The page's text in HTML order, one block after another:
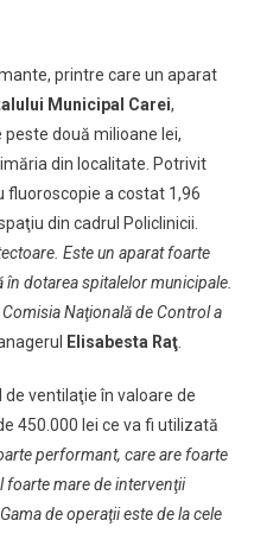
printre care un aparat
Municipal Carei,
două milioane lei,
din localitate. Potrivit
fluoroscopie a costat 1,96
din cadrul Policlinicii.
Este un aparat foarte
dotarea spitalelor municipale.
Naţională de Control a
Elisabesta Raţ.
ventilaţie în valoare de
450.000 lei ce va fi utilizată
performant, care are foarte
foarte mare de intervenţii
de operaţii este de la cele